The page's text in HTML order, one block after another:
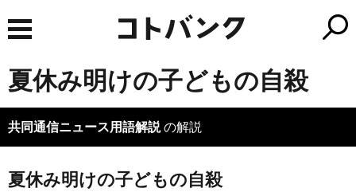
夏休み明けの子どもの自殺
共同通信ニュース用語解説の解説
夏休み明けの子どもの自殺